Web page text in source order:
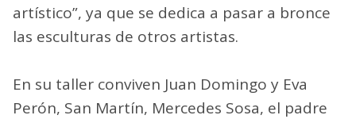
artístico”, ya que se dedica a pasar a bronce
las esculturas de otros artistas.
En su taller conviven Juan Domingo y Eva
Perón, San Martín, Mercedes Sosa, el padre